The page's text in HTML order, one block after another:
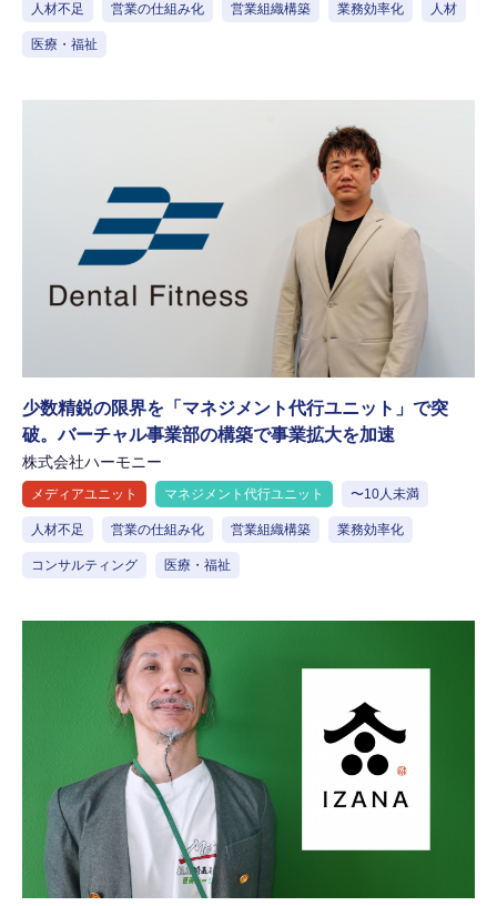
人材不足 営業の仕組み化 営業組織構築 業務効率化 人材
医療・福祉
少数精鋭の限界を「マネジメント代行ユニット」で突
破。バーチャル事業部の構築で事業拡大を加速
株式会社ハーモニー
メディアユニット マネジメント代行ユニット 〜10人未満
人材不足 営業の仕組み化 営業組織構築 業務効率化
コンサルティング 医療・福祉